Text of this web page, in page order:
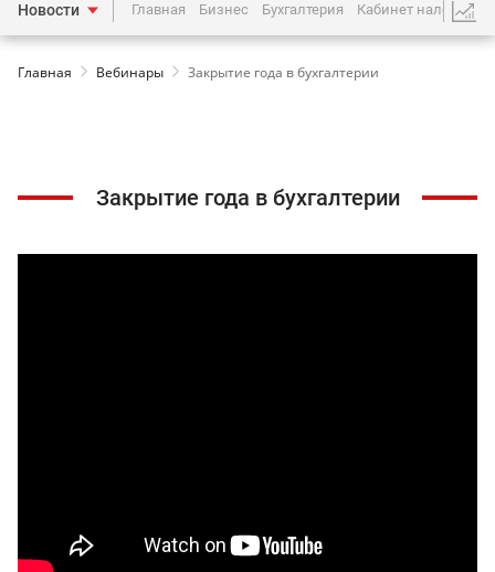
Новости Главная Бизнес Бухгалтерия Кабинет
Главная Вебинары Закрытие года в бухгалтерии
Закрытие года в бухгалтерии